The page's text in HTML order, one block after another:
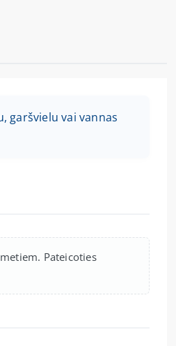
garšvielu vai vannas
Pateicoties